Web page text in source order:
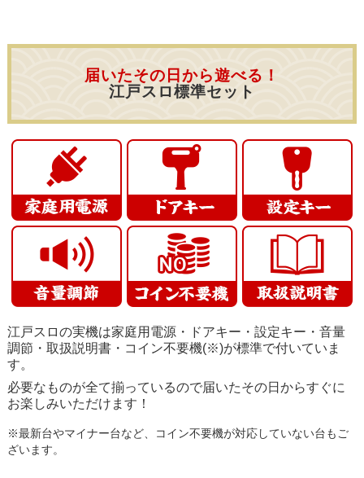
届いたその日から遊べる！
江戸スロ標準セット
江戸スロの実機は家庭用電源・ドアキー・設定キー・音量
調節・取扱説明書・コイン不要機(※)が標準で付いていま
す。
必要なものが全て揃っているので届いたその日からすぐに
お楽しみいただけます！
※最新台やマイナー台など、コイン不要機が対応していない台もご
ざいます。